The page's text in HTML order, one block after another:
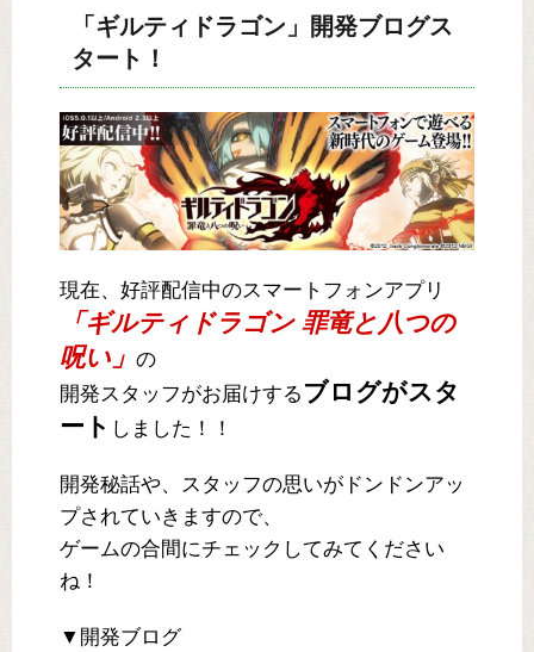
「ギルティドラゴン」開発ブログス
タート！
現在、好評配信中のスマートフォンアプリ
「ギルティドラゴン 罪竜と八つの
呪い」 の
開発スタッフがお届けする ブログがスタ
ート しました！！
開発秘話や、スタッフの思いがドンドンアッ
プされていきますので、
ゲームの合間にチェックしてみてください
ね！
▼開発ブログ